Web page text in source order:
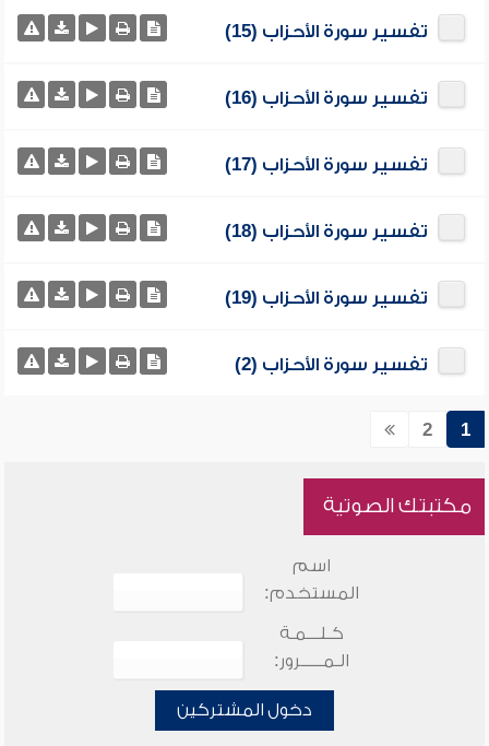
تفسير سورة الأحزاب (15)
تفسير سورة الأحزاب (16)
تفسير سورة الأحزاب (17)
تفسير سورة الأحزاب (18)
تفسير سورة الأحزاب (19)
تفسير سورة الأحزاب (2)
1
2
مكتبتك الصوتية
اسم
المستخدم:
كـلـــمـة
الـمـــــرور:
دخول المشتركين